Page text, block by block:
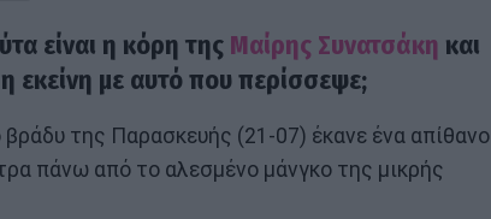
είναι η κόρη της Μαίρης Συνατσάκη και
εκείνη με αυτό που περίσσεψε;
της Παρασκευής (21-07) έκανε ένα απίθανο
πάνω από το αλεσμένο μάνγκο της μικρής